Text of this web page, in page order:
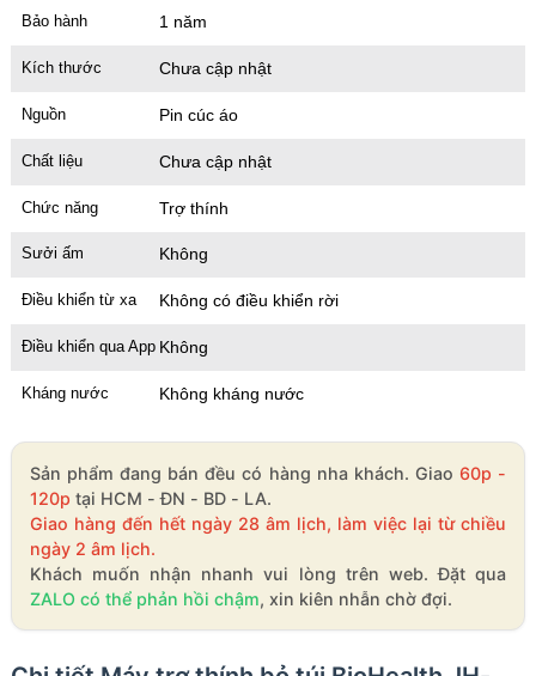
Bảo hành 1 năm
Kích thước Chưa cập nhật
Nguồn Pin cúc áo
Chất liệu Chưa cập nhật
Chức năng Trợ thính
Sưởi ấm Không
Điều khiển từ xa Không có điều khiển rời
Điều khiển qua App Không
Kháng nước Không kháng nước
Sản phẩm đang bán đều có hàng nha khách. Giao 60p -
120p tại HCM - ĐN - BD - LA.
Giao hàng đến hết ngày 28 âm lịch, làm việc lại từ chiều
ngày 2 âm lịch.
Khách muốn nhận nhanh vui lòng trên web. Đặt qua
ZALO có thể phản hồi chậm, xin kiên nhẫn chờ đợi.